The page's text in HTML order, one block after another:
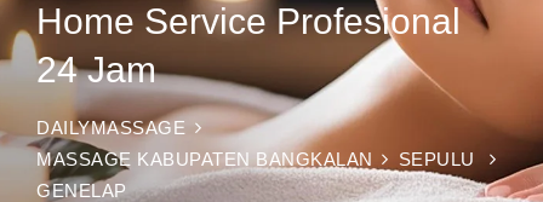
Home Service Profesional
24 Jam
DAILYMASSAGE
MASSAGE KABUPATEN BANGKALAN
SEPULU
GENELAP